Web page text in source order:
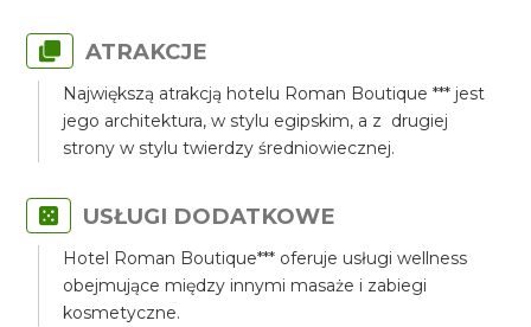
ATRAKCJE
Największą atrakcją hotelu Roman Boutique *** jest
jego architektura, w stylu egipskim, a z drugiej
strony w stylu twierdzy średniowiecznej.
USŁUGI DODATKOWE
Hotel Roman Boutique*** oferuje usługi wellness
obejmujące między innymi masaże i zabiegi
kosmetyczne.